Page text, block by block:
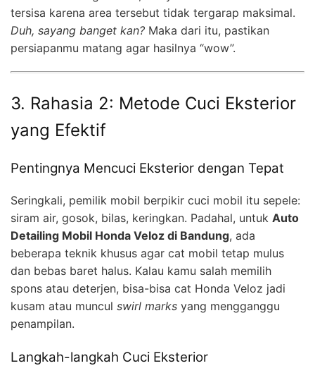
tersisa karena area tersebut tidak tergarap maksimal.
Duh, sayang banget kan? Maka dari itu, pastikan
persiapanmu matang agar hasilnya “wow”.
3. Rahasia 2: Metode Cuci Eksterior
yang Efektif
Pentingnya Mencuci Eksterior dengan Tepat
Seringkali, pemilik mobil berpikir cuci mobil itu sepele:
siram air, gosok, bilas, keringkan. Padahal, untuk Auto
Detailing Mobil Honda Veloz di Bandung, ada
beberapa teknik khusus agar cat mobil tetap mulus
dan bebas baret halus. Kalau kamu salah memilih
spons atau deterjen, bisa-bisa cat Honda Veloz jadi
kusam atau muncul swirl marks yang mengganggu
penampilan.
Langkah-langkah Cuci Eksterior